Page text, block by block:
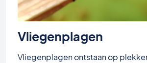
Vliegenplagen
Vliegenplagen ontstaan op